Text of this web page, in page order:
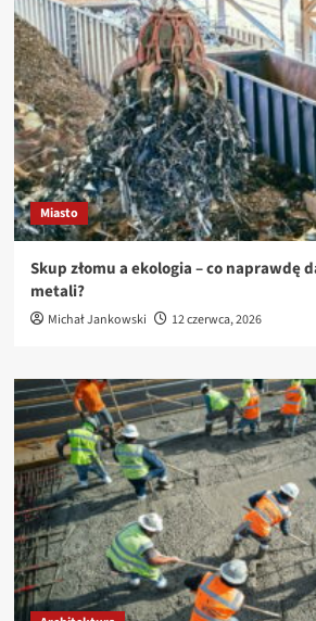
Miasto
Skup złomu a ekologia – co naprawdę
metali?
Michał Jankowski 12 czerwca, 2026